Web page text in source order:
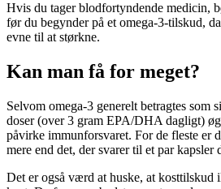
Hvis du tager blodfortyndende medicin,
før du begynder på et omega-3-tilskud,
evne til at størkne.
Kan man få for meget?
Selvom omega-3 generelt betragtes som
doser (over 3 gram EPA/DHA dagligt)
påvirke immunforsvaret. For de fleste er
mere end det, der svarer til et par kapsler
Det er også værd at huske, at kosttilskud